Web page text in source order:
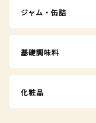
ジャム・缶詰
基礎調味料
化粧品